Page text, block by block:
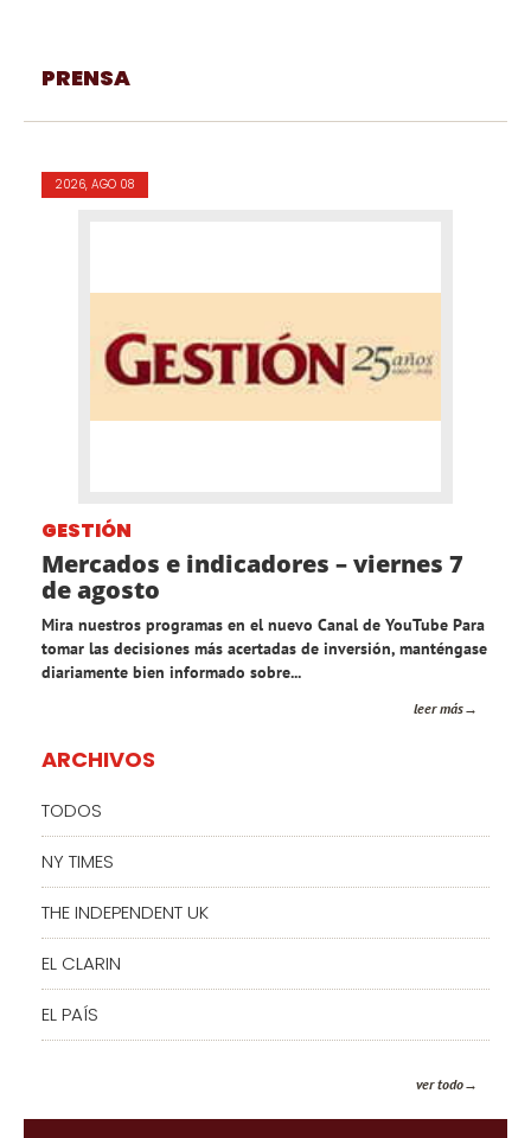
PRENSA
2026, AGO 08
GESTIÓN
Mercados e indicadores – viernes 7
de agosto
Mira nuestros programas en el nuevo Canal de YouTube Para
tomar las decisiones más acertadas de inversión, manténgase
diariamente bien informado sobre...
leer más
ARCHIVOS
TODOS
NY TIMES
THE INDEPENDENT UK
EL CLARIN
EL PAÍS
ver todo